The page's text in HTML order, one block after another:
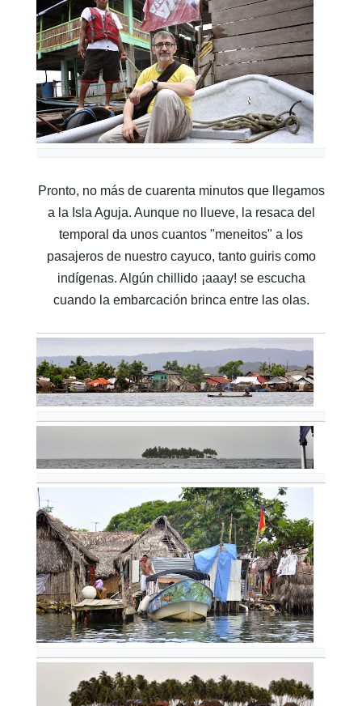
Pronto, no más de cuarenta minutos que llegamos
a la Isla Aguja. Aunque no llueve, la resaca del
temporal da unos cuantos "meneitos" a los
pasajeros de nuestro cayuco, tanto guiris como
indígenas. Algún chillido ¡aaay! se escucha
cuando la embarcación brinca entre las olas.